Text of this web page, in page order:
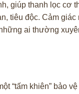
giúp thanh lọc cơ
tiêu độc. Cảm
ai thường
“tấm khiên” bảo